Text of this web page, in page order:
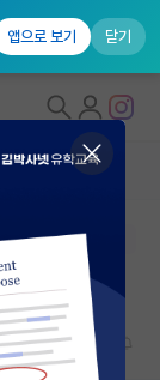
앱으로 보기 닫기